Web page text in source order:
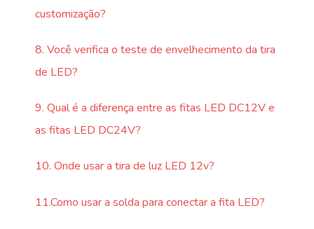
customização?
8. Você verifica o teste de envelhecimento da tira
de LED?
9. Qual é a diferença entre as fitas LED DC12V e
as fitas LED DC24V?
10. Onde usar a tira de luz LED 12v?
11.Como usar a solda para conectar a fita LED?